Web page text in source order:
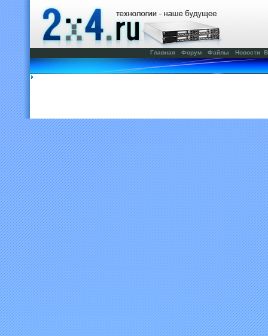
Главная Форум Файлы Новости